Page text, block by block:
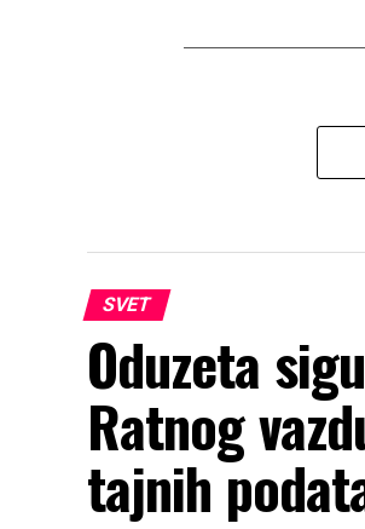
SVET
Oduzeta
Ratnog
tajnih